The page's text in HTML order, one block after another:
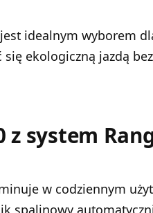
jest idealnym wyborem
ekologiczną jazdą
z system
w codziennym